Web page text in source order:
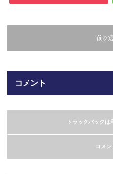
前の
コメント
トラックバックは
コメン
お問合わせ
を固定
にか…
2022.6.6
印刷塗
場合、
が発生